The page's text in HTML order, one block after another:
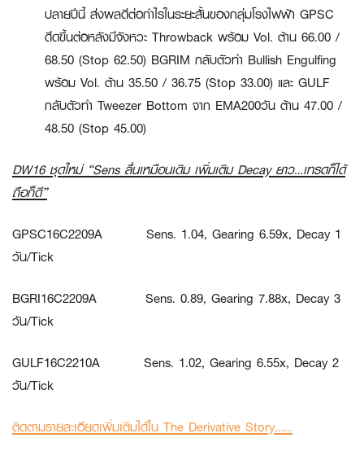
ปลายปีนี้ ส่งผลดีต่อกำไรในระยะสั้นของกลุ่มโรงไฟฟ้า GPSC
ดีดขึ้นต่อหลังมีจังหวะ Throwback พร้อม Vol. ต้าน 66.00 /
68.50 (Stop 62.50) BGRIM กลับตัวทำ Bullish Engulfing
พร้อม Vol. ต้าน 35.50 / 36.75 (Stop 33.00) และ GULF
กลับตัวทำ Tweezer Bottom จาก EMA200วัน ต้าน 47.00 /
48.50 (Stop 45.00)
DW16 ชุดใหม่ “Sens ลื่นเหมือนเดิม เพิ่มเติม Decay ยาว…เทรดก็ได้
ถือก็ดี”
GPSC16C2209A Sens. 1.04, Gearing 6.59x, Decay 1
วัน/Tick
BGRI16C2209A Sens. 0.89, Gearing 7.88x, Decay 3
วัน/Tick
GULF16C2210A Sens. 1.02, Gearing 6.55x, Decay 2
วัน/Tick
ติดตามรายละเอียดเพิ่มเติมได้ใน The Derivative Story……